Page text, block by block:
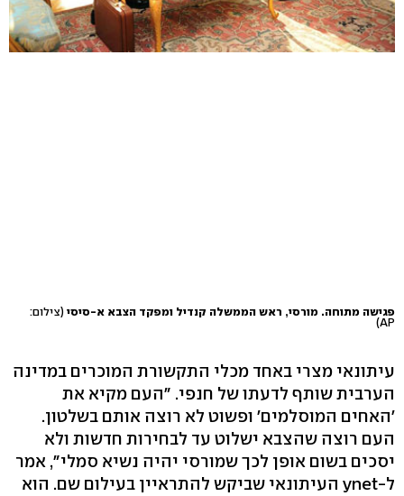
פגישה מתוחה. מורסי, ראש הממשלה קנדיל ומפקד הצבא א-סיסי (צילום:
AP)
עיתונאי מצרי באחד מכלי התקשורת המוכרים במדינה
הערבית שותף לדעתו של חנפי. "העם מקיא את
'האחים המוסלמים' ופשוט לא רוצה אותם בשלטון.
העם רוצה שהצבא ישלוט עד לבחירות חדשות ולא
יסכים בשום אופן לכך שמורסי יהיה נשיא סמלי", אמר
ל-ynet העיתונאי שביקש להתראיין בעילום שם. הוא